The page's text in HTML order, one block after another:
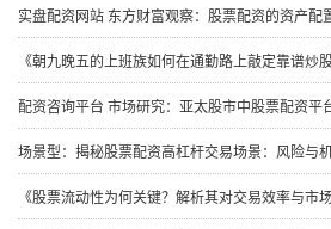
实盘配资网站 东方财富观察：股票配资的资产配
《朝九晚五的上班族如何在通勤路上敲定靠谱炒
配资咨询平台 市场研究：亚太股市中股票配资平台哪个最
场景型：揭秘股票配资高杠杆交易场景：风险与
《股票流动性为何关键？解析其对交易效率与市